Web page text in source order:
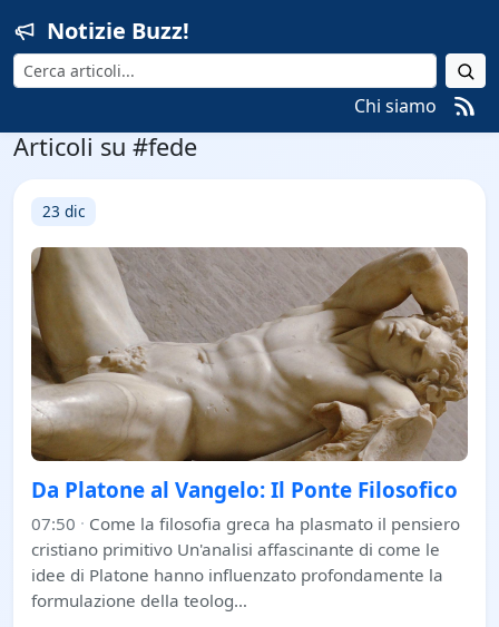
Notizie Buzz!
Cerca
Chi siamo
Articoli su #fede
23 dic
Da Platone al Vangelo: Il Ponte Filosofico
07:50 · Come la filosofia greca ha plasmato il pensiero
cristiano primitivo Un'analisi affascinante di come le
idee di Platone hanno influenzato profondamente la
formulazione della teolog…